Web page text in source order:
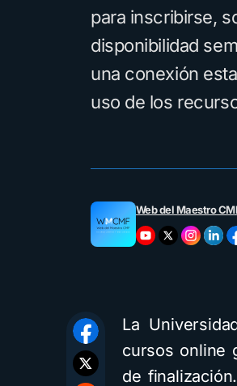
para inscribirse,
disponibilidad
una conexión
uso de los
Web del Maestro
La
cursos online
de finalización.